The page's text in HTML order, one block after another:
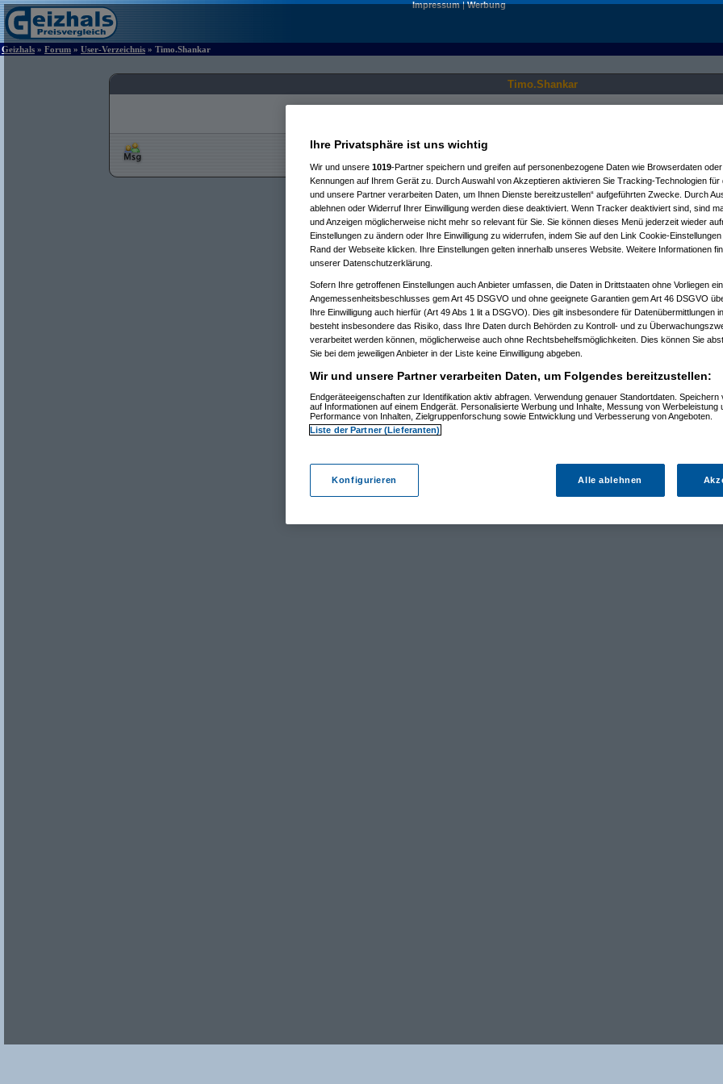
Impressum|Werbung
Geizhals » Forum » User-Verzeichnis » Timo.Shankar
Timo.Shankar
Ihre Privatsphäre ist uns wichtig
Wir und unsere 1019-Partner speichern und greifen auf personenbezogene Daten wie Browserdaten
Kennungen auf Ihrem Gerät zu. Durch Auswahl von Akzeptieren aktivieren Sie Tracking-Technologien für
und unsere Partner verarbeiten Daten, um Ihnen Dienste bereitzustellen“ aufgeführten Zwecke. Durch
ablehnen oder Widerruf Ihrer Einwilligung werden diese deaktiviert. Wenn Tracker deaktiviert sind, sind
und Anzeigen möglicherweise nicht mehr so relevant für Sie. Sie können dieses Menü jederzeit wieder
Einstellungen zu ändern oder Ihre Einwilligung zu widerrufen, indem Sie auf den Link Cookie-
Rand der Webseite klicken. Ihre Einstellungen gelten innerhalb unseres Website. Weitere Informationen
unserer Datenschutzerklärung.
Sofern Ihre getroffenen Einstellungen auch Anbieter umfassen, die Daten in Drittstaaten ohne Vorliegen
Angemessenheitsbeschlusses gem Art 45 DSGVO und ohne geeignete Garantien gem Art 46 DSGVO
Ihre Einwilligung auch hierfür (Art 49 Abs 1 lit a DSGVO). Dies gilt insbesondere für Datenübermittlungen
besteht insbesondere das Risiko, dass Ihre Daten durch Behörden zu Kontroll- und zu
verarbeitet werden können, möglicherweise auch ohne Rechtsbehelfsmöglichkeiten. Dies können Sie
Sie bei dem jeweiligen Anbieter in der Liste keine Einwilligung abgeben.
Wir und unsere Partner verarbeiten Daten, um Folgendes bereitzustellen:
Endgeräteeigenschaften zur Identifikation aktiv abfragen. Verwendung genauer Standortdaten. Speichern
auf Informationen auf einem Endgerät. Personalisierte Werbung und Inhalte, Messung von Werbeleistung
Performance von Inhalten, Zielgruppenforschung sowie Entwicklung und Verbesserung von Angeboten.
Liste der Partner (Lieferanten)
Konfigurieren Alle ablehnen